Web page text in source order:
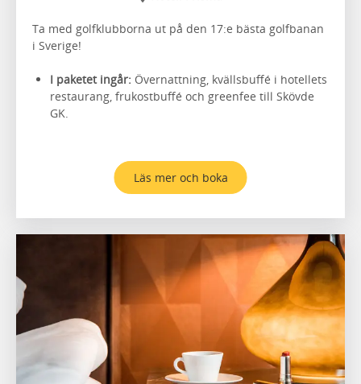
Ta med golfklubborna ut på den 17:e bästa golfbanan
i Sverige!
I paketet ingår: Övernattning, kvällsbuffé i hotellets
restaurang, frukostbuffé och greenfee till Skövde
GK.
Läs mer och boka